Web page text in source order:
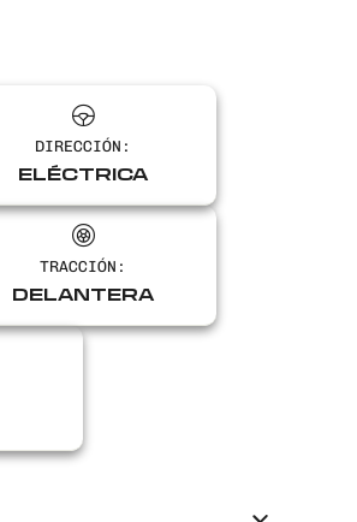
DIRECCIÓN:
ELÉCTRICA
TRACCIÓN:
DELANTERA